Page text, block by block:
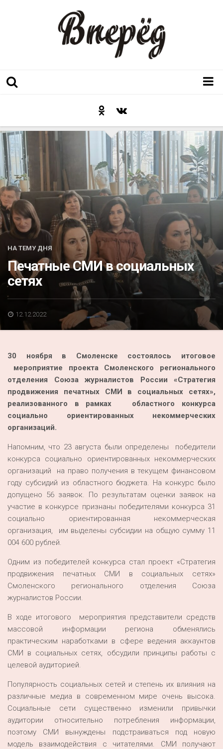
Послесловие к празднику
Факт
Неожиданный ракурс
Контакты
Люди родного края
Акция
К 70-летию районного Дома культуры
Конкурс
Люди родного края
Национальные проекты
Память
Перепись — 2020
НА ТЕМУ ДНЯ
Печатные СМИ в социальных
сетях
12.12.2022
30 ноября в Смоленске состоялось итоговое
мероприятие проекта Смоленского регионального
отделения Союза журналистов России «Стратегия
продвижения печатных СМИ в социальных сетях»,
реализованного в рамках областного конкурса
социально ориентированных некоммерческих
организаций.
Напомним, что 23 августа были определены победители
конкурса социально ориентированных некоммерческих
организаций на право получения в текущем финансовом
году субсидий из областного бюджета. На конкурс было
допущено 56 заявок. По результатам оценки заявок на
участие в конкурсе признаны победителями конкурса 31
социально ориентированная некоммерческая
организация, им выделены субсидии на общую сумму 11
004 600 рублей.
Одним из победителей конкурса стал проект «Стратегия
продвижения печатных СМИ в социальных сетях»
Смоленского регионального отделения Союза
журналистов России.
В ходе итогового мероприятия представители средств
массовой информации региона обменялись
практическим наработками в сфере ведения аккаунтов
СМИ в социальных сетях, обсудили принципы работы с
целевой аудиторией.
Популярность социальных сетей и степень их влияния на
различные медиа в современном мире очень высока.
Социальные сети существенно изменили привычки
аудитории относительно потребления информации,
поэтому СМИ вынуждены подстраиваться под новую
модель взаимодействия с читателями. СМИ получают